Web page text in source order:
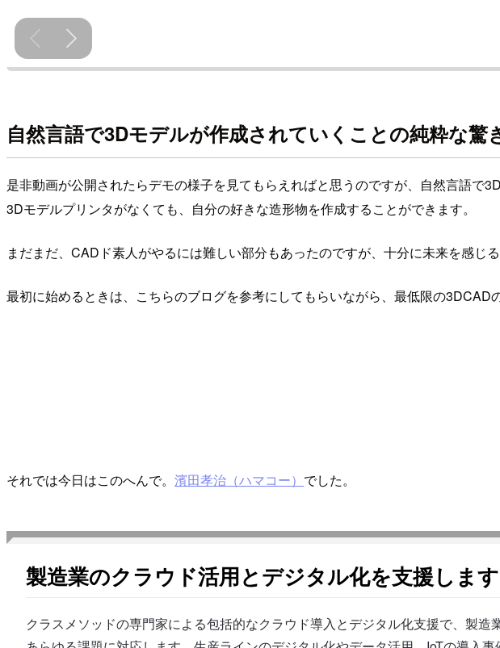
自然言語で3Dモデルが作成されていくことの純粋な驚
是非動画が公開されたらデモの様子を見てもらえればと思うのですが、自然言語で
3Dモデルプリンタがなくても、自分の好きな造形物を作成することができます。
まだまだ、CADド素人がやるには難しい部分もあったのですが、十分に未来を感じる
最初に始めるときは、こちらのブログを参考にしてもらいながら、最低限の3DCAD
それでは今日はこのへんで。 濱田孝治（ハマコー） でした。
製造業のクラウド活用とデジタル化を支援します
クラスメソッドの専門家による包括的なクラウド導入とデジタル化支援で、製